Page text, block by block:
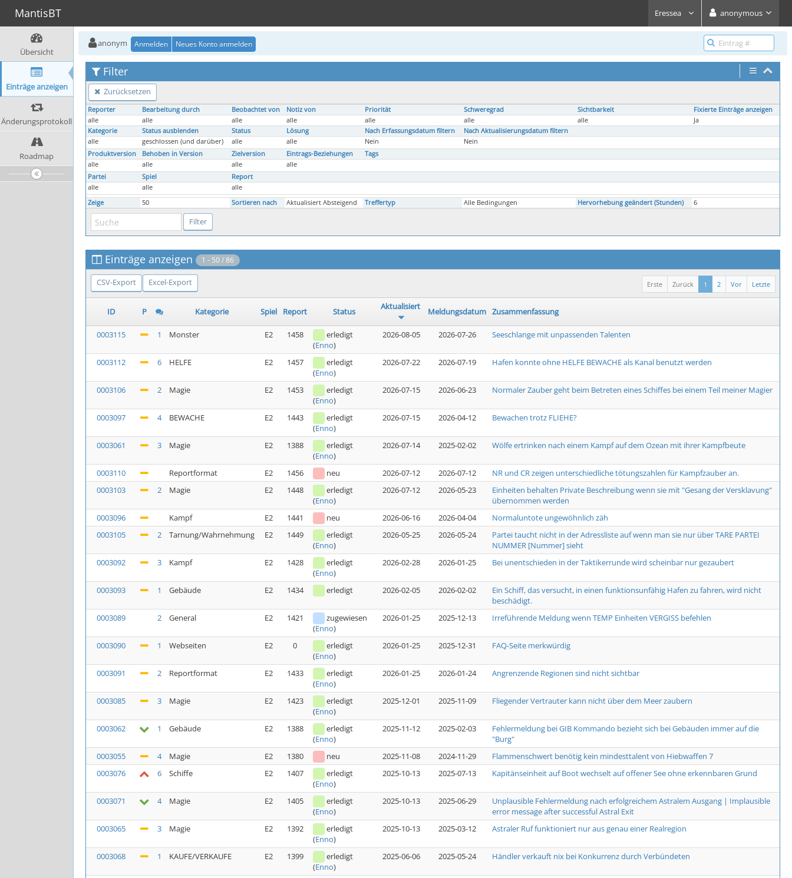
MantisBT Eressea anonymous
Übersicht
Einträge anzeigen
Änderungsprotokoll
Roadmap
anonym Anmelden Neues Konto anmelden
Filter
Zurücksetzen
Reporter Bearbeitung durch Beobachtet von Notiz von Priorität Schweregrad Sichtbarkeit
Fixierte Einträge anzeigen
alle
alle alle alle alle alle alle
Ja
Kategorie
Status ausblenden Status Lösung Nach Erfassungsdatum filtern
Nach Aktualisierungsdatum filtern
alle
geschlossen (und darüber) alle alle Nein
Nein
Produktversion
Behoben in Version Zielversion Eintrags-Beziehungen
Tags
alle
alle alle
alle
Partei
Spiel
Report
alle
alle
alle
Zeige
50 Sortieren nach Aktualisiert Absteigend Treffertyp Alle Bedingungen Hervorhebung geändert (Stunden) 6
Einträge anzeigen 1 - 50 / 86
CSV-Export Excel-Export Letzte
Vor
2
1
Zurück
Erste
ID P Kategorie Spiel Report Status Aktualisiert Meldungsdatum Zusammenfassung
0003115 1 Monster E2 1458
erledigt
(Enno)
2026-08-05 2026-07-26 Seeschlange mit unpassenden Talenten
0003112 6 HELFE E2 1457
erledigt
(Enno)
2026-07-22 2026-07-19 Hafen konnte ohne HELFE BEWACHE als Kanal benutzt werden
0003106 2 Magie E2 1453
erledigt
(Enno)
2026-07-15 2026-06-23 Normaler Zauber geht beim Betreten eines Schiffes bei einem Teil meiner Magier
0003097 4 BEWACHE E2 1443
erledigt
(Enno)
2026-07-15 2026-04-12 Bewachen trotz FLIEHE?
0003061 3 Magie E2 1388
erledigt
(Enno)
2026-07-14 2025-02-02 Wölfe ertrinken nach einem Kampf auf dem Ozean mit ihrer Kampfbeute
0003110 Reportformat E2 1456 neu 2026-07-12 2026-07-12
NR und CR zeigen unterschiedliche tötungszahlen für Kampfzauber an.
0003103
2 Magie E2 1448
erledigt
(Enno)
2026-07-12 2026-05-23
Einheiten behalten Private Beschreibung wenn sie mit "Gesang der Versklavung"
übernommen werden
0003096
Kampf E2 1441 neu 2026-06-16 2026-04-04
Normaluntote ungewöhnlich zäh
0003105
2 Tarnung/Wahrnehmung E2 1449
erledigt
(Enno)
2026-05-25 2026-05-24
Partei taucht nicht in der Adressliste auf wenn man sie nur über TARE PARTEI
NUMMER [Nummer] sieht
0003092
3 Kampf E2 1428
erledigt
(Enno)
2026-02-28 2026-01-25 Bei unentschieden in der Taktikerrunde wird scheinbar nur gezaubert
0003093 1 Gebäude E2 1434 erledigt 2026-02-05 2026-02-02
Ein Schiff, das versucht, in einen funktionsunfähig Hafen zu fahren, wird nicht
beschädigt.
0003089
2 General E2 1421
zugewiesen
(Enno)
2026-01-25 2025-12-13 Irreführende Meldung wenn TEMP Einheiten VERGISS befehlen
0003090 1 Webseiten E2 0
erledigt
(Enno)
2026-01-25 2025-12-31 FAQ-Seite merkwürdig
0003091 2 Reportformat E2 1433
erledigt
(Enno)
2026-01-25 2026-01-24 Angrenzende Regionen sind nicht sichtbar
0003085 3 Magie E2 1423
erledigt
(Enno)
2025-12-01 2025-11-09 Fliegender Vertrauter kann nicht über dem Meer zaubern
0003062 1 Gebäude E2 1388
erledigt
(Enno)
2025-11-12 2025-02-03
Fehlermeldung bei GIB Kommando bezieht sich bei Gebäuden immer auf die
"Burg"
0003055
4 Magie E2 1380 neu 2025-11-08 2024-11-29
Flammenschwert benötig kein mindesttalent von Hiebwaffen 7
0003076
6 Schiffe E2 1407
erledigt
(Enno)
2025-10-13 2025-07-13 Kapitänseinheit auf Boot wechselt auf offener See ohne erkennbaren Grund
0003071 4 Magie E2 1405
erledigt
(Enno)
2025-10-13 2025-06-29
Unplausible Fehlermeldung nach erfolgreichem Astralem Ausgang | Implausible
error message after successful Astral Exit
0003065
3 Magie E2 1392
erledigt
(Enno)
2025-10-13 2025-03-12 Astraler Ruf funktioniert nur aus genau einer Realregion
0003068 1 KAUFE/VERKAUFE E2 1399
erledigt
(Enno)
2025-06-06 2025-05-24 Händler verkauft nix bei Konkurrenz durch Verbündeten